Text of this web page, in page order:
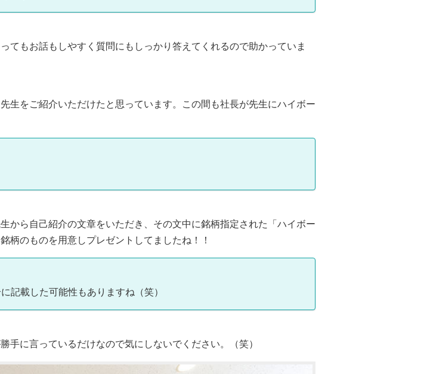
もお話もしやすく質問にもしっかり答えてくれるので助かっていま
生をご紹介いただけたと思っています。この間も社長が先生にハイボー
から自己紹介の文章をいただき、その文中に銘柄指定された「ハイボー
柄のものを用意しプレゼントしてましたね！！
記載した可能性もありますね（笑）
手に言っているだけなので気にしないでください。（笑）